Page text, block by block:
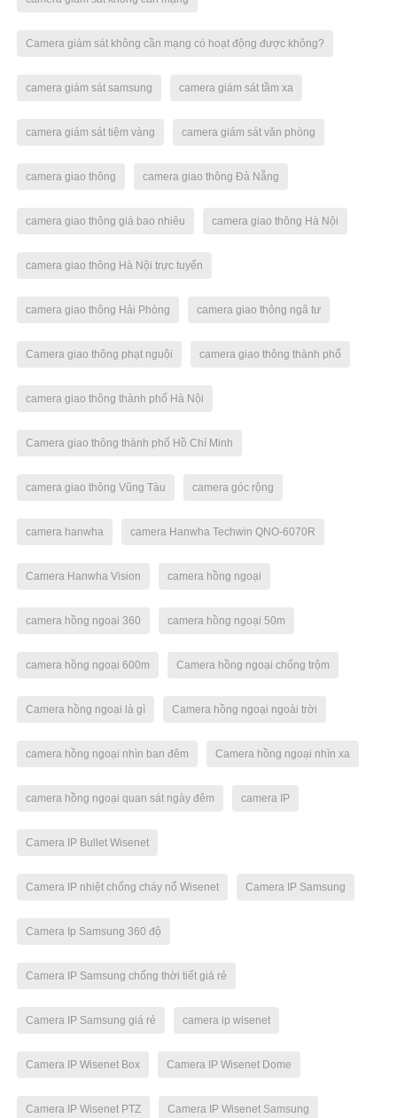
Camera giám sát không cần mạng có hoạt động được không?
camera giám sát samsung camera giám sát tầm xa
camera giám sát tiệm vàng camera giám sát văn phòng
camera giao thông camera giao thông Đà Nẵng
camera giao thông giá bao nhiêu camera giao thông Hà Nội
camera giao thông Hà Nội trực tuyến
camera giao thông Hải Phòng camera giao thông ngã tư
Camera giao thông phạt nguội camera giao thông thành phố
camera giao thông thành phố Hà Nội
Camera giao thông thành phố Hồ Chí Minh
camera giao thông Vũng Tàu camera góc rộng
camera hanwha camera Hanwha Techwin QNO-6070R
Camera Hanwha Vision camera hồng ngoại
camera hồng ngoại 360 camera hồng ngoại 50m
camera hồng ngoại 600m Camera hồng ngoại chống trộm
Camera hồng ngoại là gì Camera hồng ngoại ngoài trời
camera hồng ngoại nhìn ban đêm Camera hồng ngoại nhìn xa
camera hồng ngoại quan sát ngày đêm camera IP
Camera IP Bullet Wisenet
Camera IP nhiệt chống cháy nổ Wisenet Camera IP Samsung
Camera Ip Samsung 360 độ
Camera IP Samsung chống thời tiết giá rẻ
Camera IP Samsung giá rẻ camera ip wisenet
Camera IP Wisenet Box Camera IP Wisenet Dome
Camera IP Wisenet PTZ Camera IP Wisenet Samsung